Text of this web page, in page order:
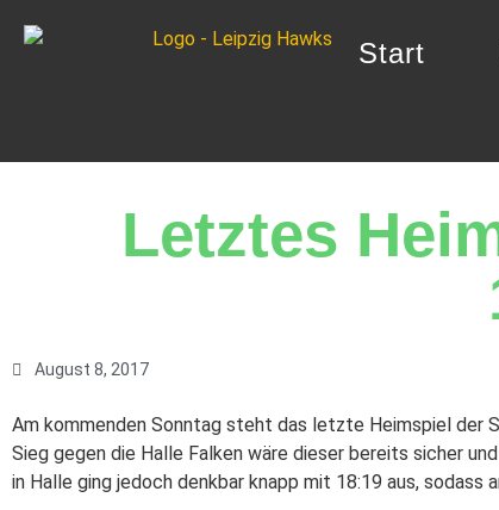
Start
Letztes
August 8, 2017
Am kommenden Sonntag steht das letzte Heimspiel der
Sieg gegen die Halle Falken wäre dieser bereits sicher
in Halle ging jedoch denkbar knapp mit 18:19 aus,